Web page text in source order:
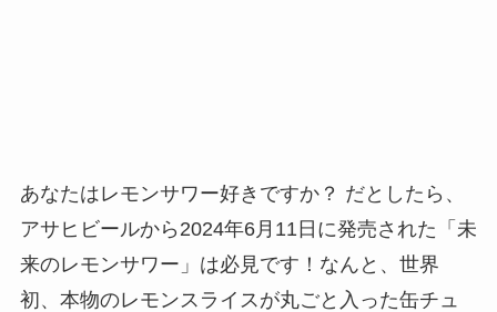
あなたはレモンサワー好きですか？ だとしたら、
アサヒビールから2024年6月11日に発売された「未
来のレモンサワー」は必見です！なんと、世界
初、本物のレモンスライスが丸ごと入った缶チュ